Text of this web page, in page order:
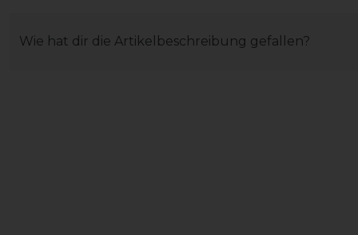
Wie hat dir die Artikelbeschreibung gefallen?